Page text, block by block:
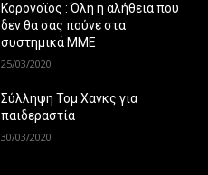
Κορονοϊος : Όλη η αλήθεια που
δεν θα σας πούνε στα
συστημικά ΜΜΕ
25/03/2020
Σύλληψη Τομ Χανκς για
παιδεραστία
30/03/2020